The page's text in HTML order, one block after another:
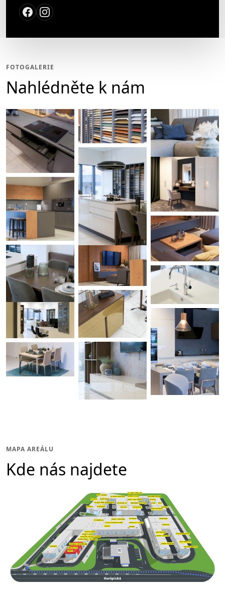
FOTOGALERIE
Nahlédněte k nám
MAPA AREÁLU
Kde nás najdete
KÄRCHER
PODLAHY XXL
PODETA
HANÁK CENTRUM
DVEŘE PRÜM – ALTORESS
FINSKÁ SAUNA
ZÁVĚSY VESTA
KUCHYNĚ VÁLEK & KAČENA
TS BOHEMIA
KASKO
PLAZA FASHION STORE
SAPELI CENTRUM
KOUPELNY SYROVÝ
VETERINA
PIEDRA
DVEŘE ŠIMBERA
LUMOS LIGHTING
GASTROFANS
MEDICCO
PROCERAM
SCHACHERMAYER
JELÍNEK NÁBYTEK
JECH NÁBYTEK
WOODICA SPAHOUSE
MUSHGO
BLACKLADER WORKWEAR
W&W HOME
SVĚT SPÁNKU
KLÍČOVÉ CENTRUM
KÁVOVNÍK.CZ
NATUZZI
MOJEKOLO
OBCHŮDEK MATÝSEK
BARVY SAN MARCO
GARDEN SPACE
ST PROFI PODLAHY
ATRIUM
HI-OIL
MPO MATRACE
DIAMOND DESIGN
EFIX
LAMARK